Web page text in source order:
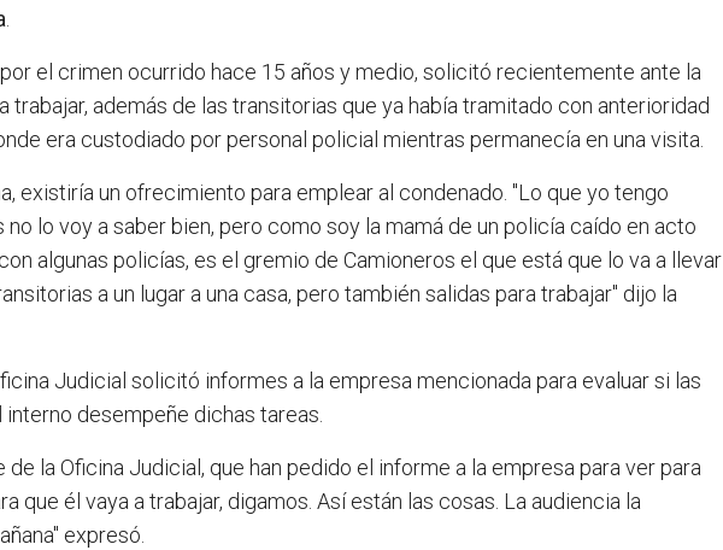
.
el crimen ocurrido hace 15 años y medio, solicitó recientemente ante la
trabajar, además de las transitorias que ya había tramitado con anterioridad
era custodiado por personal policial mientras permanecía en una visita.
existiría un ofrecimiento para emplear al condenado. "Lo que yo tengo
lo voy a saber bien, pero como soy la mamá de un policía caído en acto
algunas policías, es el gremio de Camioneros el que está que lo va a llevar
a un lugar a una casa, pero también salidas para trabajar" dijo la
Judicial solicitó informes a la empresa mencionada para evaluar si las
desempeñe dichas tareas.
la Oficina Judicial, que han pedido el informe a la empresa para ver para
que él vaya a trabajar, digamos. Así están las cosas. La audiencia la
expresó.